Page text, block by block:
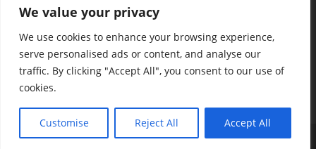
We value your privacy
We use cookies to enhance your browsing experience,
serve personalised ads or content, and analyse our
traffic. By clicking "Accept All", you consent to our use of
cookies.
Customise Reject All Accept All
Copyright - WordPress Theme by OceanWP